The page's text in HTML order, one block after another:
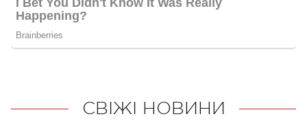
СВІЖІ НОВИНИ